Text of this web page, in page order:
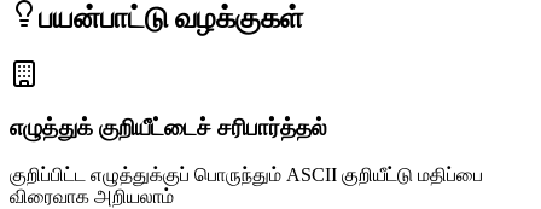
பயன்பாட்டு வழக்குகள்
எழுத்துக் குறியீட்டைச் சரிபார்த்தல்
குறிப்பிட்ட எழுத்துக்குப் பொருந்தும் ASCII குறியீட்டு மதிப்பை
விரைவாக அறியலாம்